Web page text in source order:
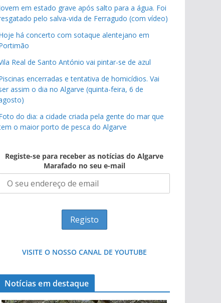
em estado grave após salto para a água. Foi
pelo salva-vida de Ferragudo (com vídeo)
há concerto com sotaque alentejano em
Real de Santo António vai pintar-se de azul
encerradas e tentativa de homicídios. Vai
assim o dia no Algarve (quinta-feira, 6 de
do dia: a cidade criada pela gente do mar que
o maior porto de pesca do Algarve
Registe-se para receber as notícias do Algarve
Marafado no seu e-mail
VISITE O NOSSO CANAL DE YOUTUBE
Notícias em destaque